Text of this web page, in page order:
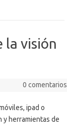
la visión
0 comentarios
ipad o
y herramientas de